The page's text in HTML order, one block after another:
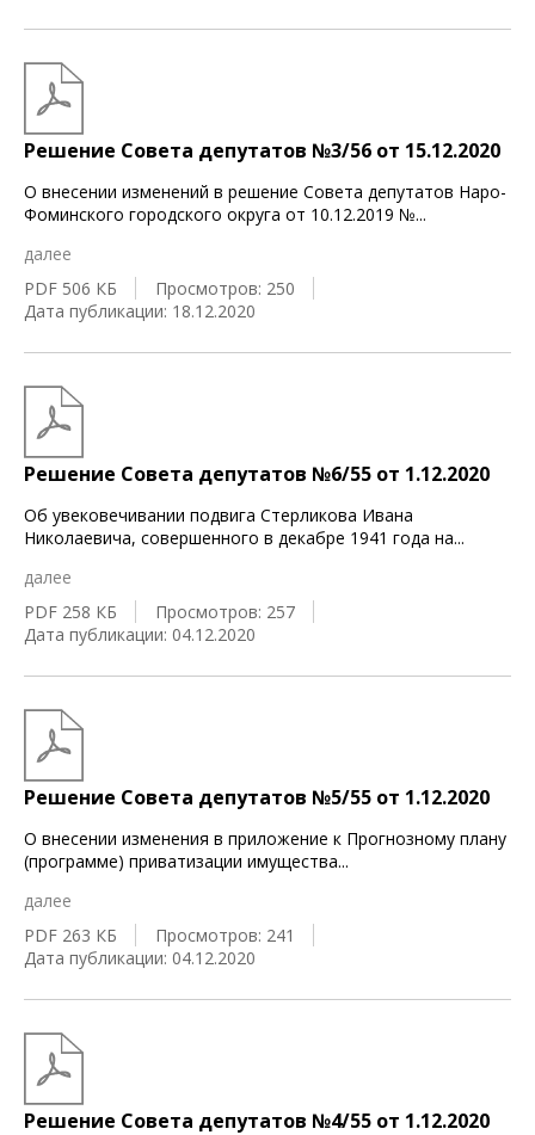
Решение Совета депутатов №3/56 от 15.12.2020
О внесении изменений в решение Совета депутатов Наро-
Фоминского городского округа от 10.12.2019 №...
далее
PDF 506 КБ
Просмотров: 250
Дата публикации: 18.12.2020
Решение Совета депутатов №6/55 от 1.12.2020
Об увековечивании подвига Стерликова Ивана
Николаевича, совершенного в декабре 1941 года на...
далее
PDF 258 КБ
Просмотров: 257
Дата публикации: 04.12.2020
Решение Совета депутатов №5/55 от 1.12.2020
О внесении изменения в приложение к Прогнозному плану
(программе) приватизации имущества...
далее
PDF 263 КБ
Просмотров: 241
Дата публикации: 04.12.2020
Решение Совета депутатов №4/55 от 1.12.2020